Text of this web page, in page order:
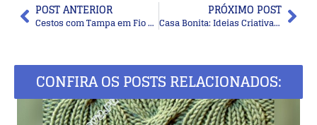
POST ANTERIOR
Cestos com Tampa em Fio de Malha: Inspire-se Nestes Lindos Modelos!
PRÓXIMO POST
Casa Bonita: Ideias Criativas e Estilosas com Cobogós
CONFIRA OS POSTS RELACIONADOS: